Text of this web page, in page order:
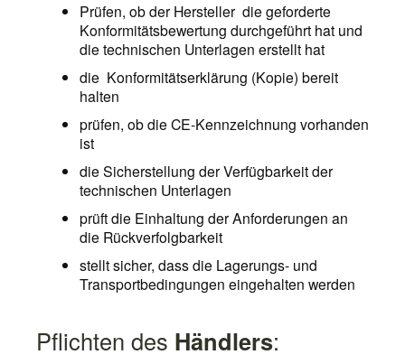
Prüfen, ob der Hersteller die geforderte
Konformitätsbewertung durchgeführt hat und
die technischen Unterlagen erstellt hat
die Konformitätserklärung (Kopie) bereit
halten
prüfen, ob die CE-Kennzeichnung vorhanden
ist
die Sicherstellung der Verfügbarkeit der
technischen Unterlagen
prüft die Einhaltung der Anforderungen an
die Rückverfolgbarkeit
stellt sicher, dass die Lagerungs- und
Transportbedingungen eingehalten werden
Pflichten des Händlers: